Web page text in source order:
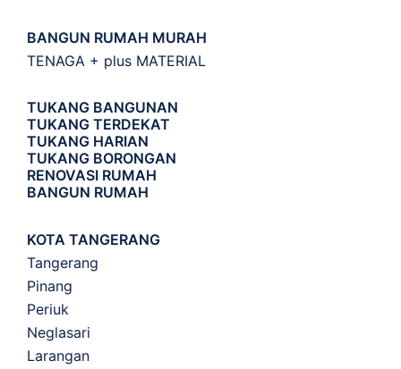
BANGUN RUMAH MURAH
TENAGA + plus MATERIAL
TUKANG BANGUNAN
TUKANG TERDEKAT
TUKANG HARIAN
TUKANG BORONGAN
RENOVASI RUMAH
BANGUN RUMAH
KOTA TANGERANG
Tangerang
Pinang
Periuk
Neglasari
Larangan